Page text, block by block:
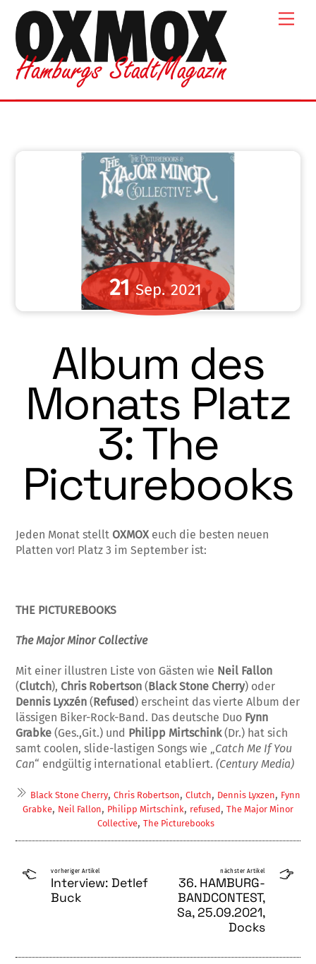
content
21 Sep. 2021
Album des
Monats Platz
3: The
Picturebooks
Jeden Monat stellt OXMOX euch die besten neuen
Platten vor! Platz 3 im September ist:
THE PICTUREBOOKS
The Major Minor Collective
Mit einer illustren Liste von Gästen wie Neil Fallon
(Clutch), Chris Robertson (Black Stone Cherry) oder
Dennis Lyxzén (Refused ) erscheint das vierte Album der
lässigen Biker-Rock-Band. Das deutsche Duo Fynn
Grabke (Ges.,Git.) und Philipp Mirtschink(Dr.) hat sich
samt coolen, slide-lastigen Songs wie „Catch Me If You
Can“ endgültig international etabliert.(Century Media)
Black Stone Cherry, Chris Robertson, Clutch, Dennis Lyxzen, Fynn
Grabke, Neil Fallon, Philipp Mirtschink, refused, The Major Minor
Collective, The Picturebooks
vorheriger Artikel
Interview: Detlef
Buck
nächster Artikel
36. HAMBURG-
BANDCONTEST,
Sa, 25.09.2021,
Docks